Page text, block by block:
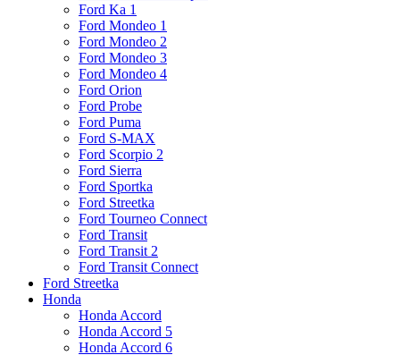
Ford Ka 1
Ford Mondeo 1
Ford Mondeo 2
Ford Mondeo 3
Ford Mondeo 4
Ford Orion
Ford Probe
Ford Puma
Ford S-MAX
Ford Scorpio 2
Ford Sierra
Ford Sportka
Ford Streetka
Ford Tourneo Connect
Ford Transit
Ford Transit 2
Ford Transit Connect
Ford Streetka
Honda
Honda Accord
Honda Accord 5
Honda Accord 6